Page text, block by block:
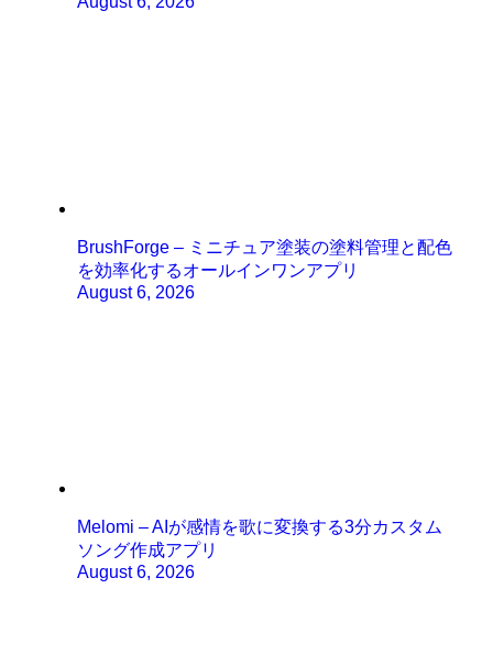
BrushForge – ミニチュア塗装の塗料管理と配色
を効率化するオールインワンアプリ
August 6, 2026
Melomi – AIが感情を歌に変換する3分カスタム
ソング作成アプリ
August 6, 2026